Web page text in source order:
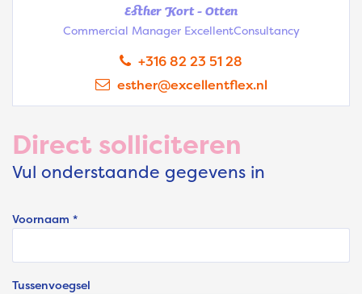
Esther Kort - Otten
Commercial Manager ExcellentConsultancy
+316 82 23 51 28
esther@excellentflex.nl
Direct solliciteren
Vul onderstaande gegevens in
Voornaam *
Tussenvoegsel